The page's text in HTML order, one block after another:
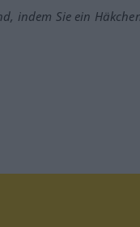
indem Sie ein